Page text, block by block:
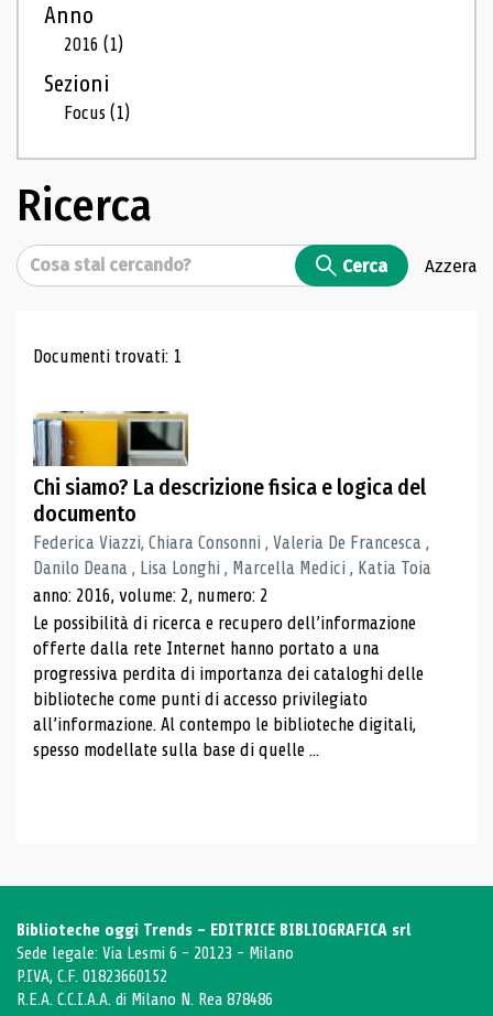
Anno
2016(1)
Sezioni
Focus(1)
Ricerca
Cerca Cerca Azzera
Risultati di ricerca
Documenti trovati: 1
Chi siamo? La descrizione fisica e logica del
documento
Federica Viazzi, Chiara Consonni , Valeria De Francesca ,
Danilo Deana , Lisa Longhi , Marcella Medici , Katia Toia
anno: 2016, volume: 2, numero: 2
Le possibilità di ricerca e recupero dell’informazione
offerte dalla rete Internet hanno portato a una
progressiva perdita di importanza dei cataloghi delle
biblioteche come punti di accesso privilegiato
all’informazione. Al contempo le biblioteche digitali,
spesso modellate sulla base di quelle ...
Biblioteche oggi Trends - EDITRICE BIBLIOGRAFICA srl
Sede legale: Via Lesmi 6 - 20123 - Milano
P.IVA, C.F. 01823660152
R.E.A. C.C.I.A.A. di Milano N. Rea 878486